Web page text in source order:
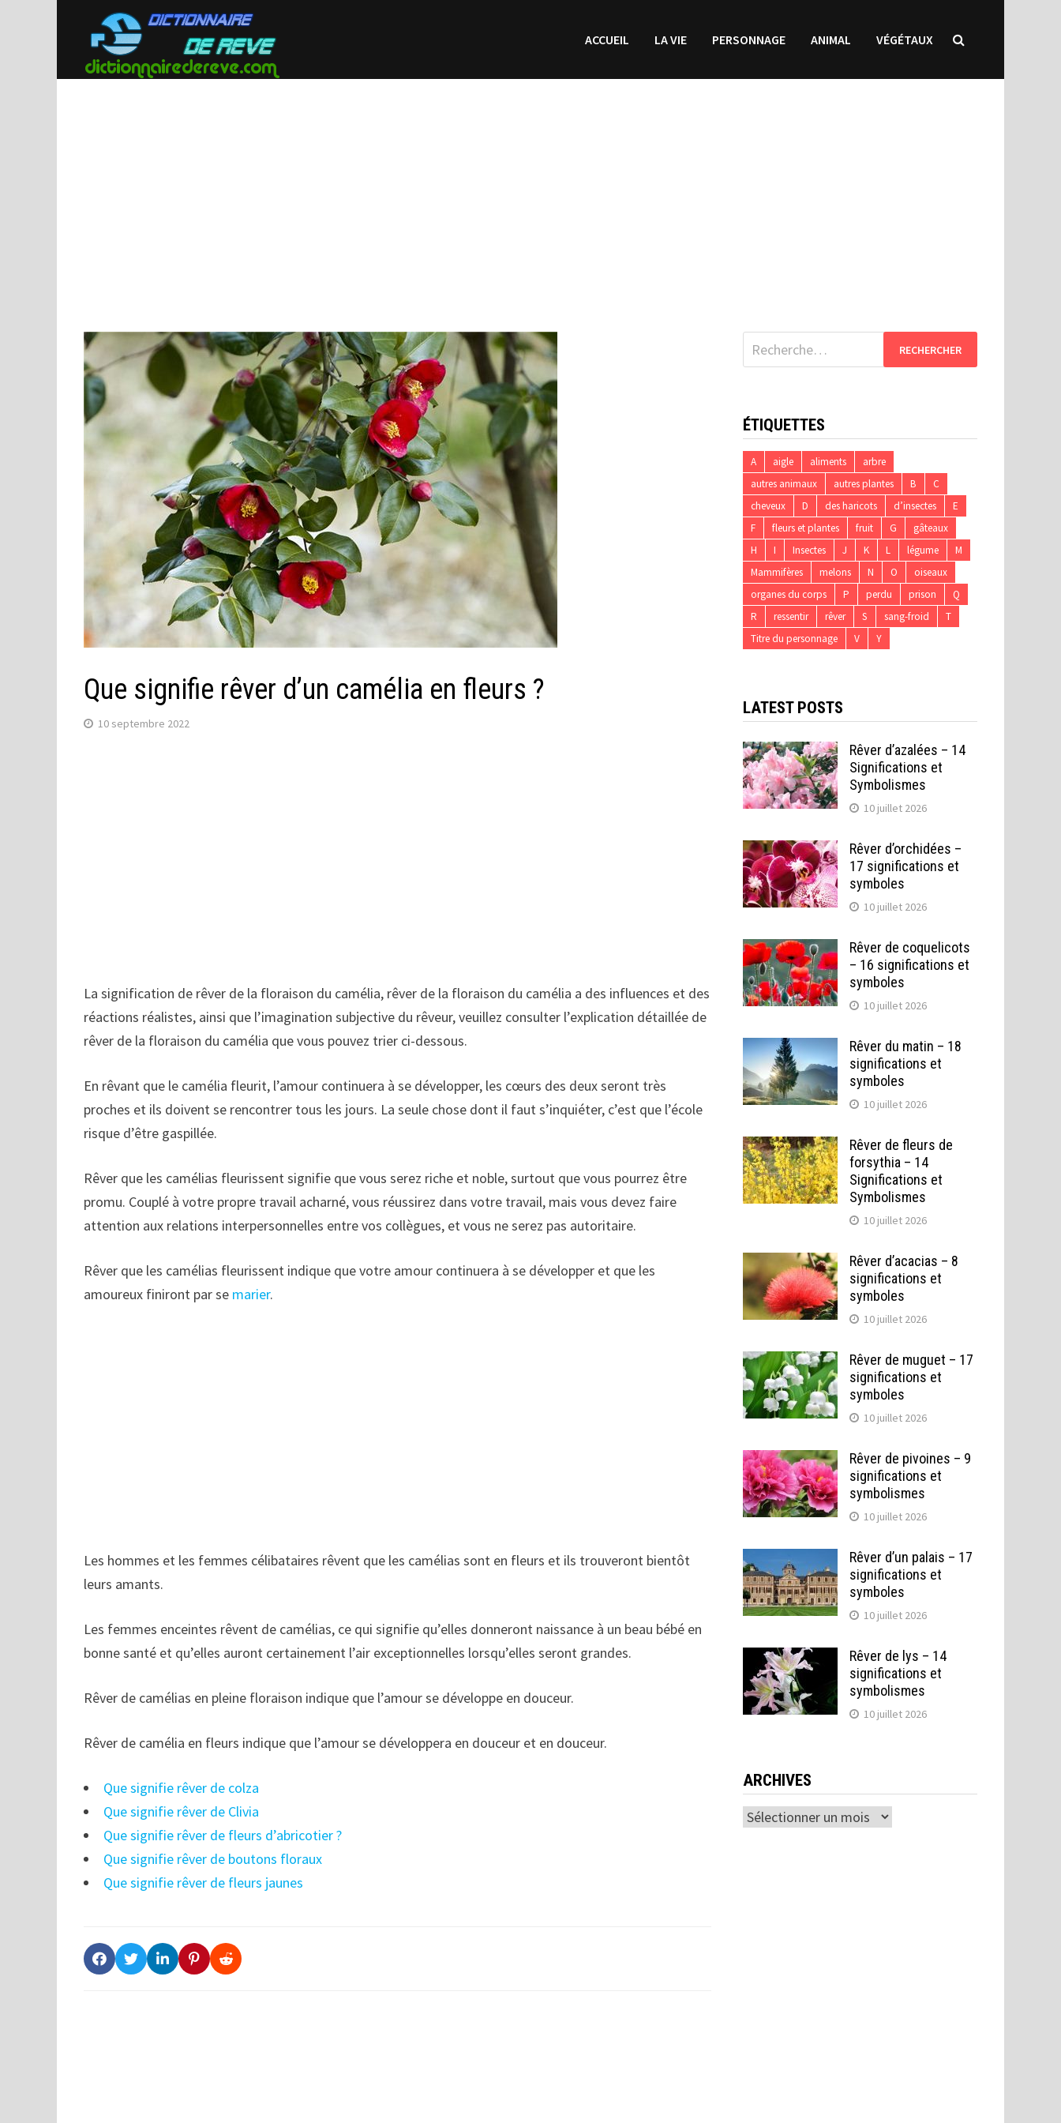
contenu
ACCUEIL LA VIE PERSONNAGE ANIMAL VÉGÉTAUX
Que signifie rêver d’un camélia en fleurs ?
10 septembre 2022
La signification de rêver de la floraison du camélia, rêver de la floraison du camélia a des influences et des
réactions réalistes, ainsi que l’imagination subjective du rêveur, veuillez consulter l’explication détaillée de
rêver de la floraison du camélia que vous pouvez trier ci-dessous.
En rêvant que le camélia fleurit, l’amour continuera à se développer, les cœurs des deux seront très
proches et ils doivent se rencontrer tous les jours. La seule chose dont il faut s’inquiéter, c’est que l’école
risque d’être gaspillée.
Rêver que les camélias fleurissent signifie que vous serez riche et noble, surtout que vous pourrez être
promu. Couplé à votre propre travail acharné, vous réussirez dans votre travail, mais vous devez faire
attention aux relations interpersonnelles entre vos collègues, et vous ne serez pas autoritaire.
Rêver que les camélias fleurissent indique que votre amour continuera à se développer et que les
amoureux finiront par se marier.
Les hommes et les femmes célibataires rêvent que les camélias sont en fleurs et ils trouveront bientôt
leurs amants.
Les femmes enceintes rêvent de camélias, ce qui signifie qu’elles donneront naissance à un beau bébé en
bonne santé et qu’elles auront certainement l’air exceptionnelles lorsqu’elles seront grandes.
Rêver de camélias en pleine floraison indique que l’amour se développe en douceur.
Rêver de camélia en fleurs indique que l’amour se développera en douceur et en douceur.
Que signifie rêver de colza
Que signifie rêver de Clivia
Que signifie rêver de fleurs d’abricotier ?
Que signifie rêver de boutons floraux
Que signifie rêver de fleurs jaunes
Rechercher :
ÉTIQUETTES
A aigle aliments
arbre
autres animaux
autres plantes B
C
cheveux
D des haricots d’insectes
E
F
fleurs et plantes fruit G
gâteaux
H
I Insectes J K L légume
M
Mammifères
melons N O
oiseaux
organes du corps
P perdu prison
Q
R
ressentir rêver S sang-froid
T
Titre du personnage
V Y
LATEST POSTS
Rêver d’azalées – 14
Significations et
Symbolismes
10 juillet 2026
Rêver d’orchidées –
17 significations et
symboles
10 juillet 2026
Rêver de coquelicots
– 16 significations et
symboles
10 juillet 2026
Rêver du matin – 18
significations et
symboles
10 juillet 2026
Rêver de fleurs de
forsythia – 14
Significations et
Symbolismes
10 juillet 2026
Rêver d’acacias – 8
significations et
symboles
10 juillet 2026
Rêver de muguet – 17
significations et
symboles
10 juillet 2026
Rêver de pivoines – 9
significations et
symbolismes
10 juillet 2026
Rêver d’un palais – 17
significations et
symboles
10 juillet 2026
Rêver de lys – 14
significations et
symbolismes
10 juillet 2026
ARCHIVES
Archives